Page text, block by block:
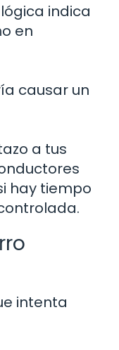
indica
en
causar un
a tus
hay tiempo
intenta